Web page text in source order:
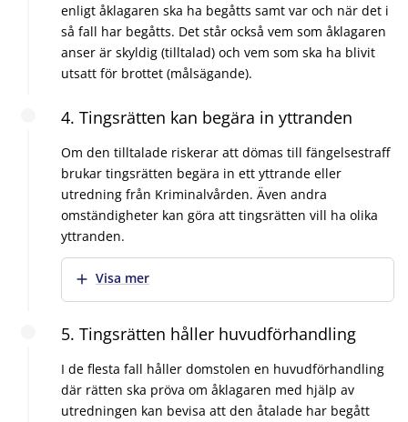
enligt åklagaren ska ha begåtts samt var och när det i
så fall har begåtts. Det står också vem som åklagaren
anser är skyldig (tilltalad) och vem som ska ha blivit
utsatt för brottet (målsägande).
4. Tingsrätten kan begära in yttranden
Om den tilltalade riskerar att dömas till fängelsestraff
brukar tingsrätten begära in ett yttrande eller
utredning från Kriminalvården. Även andra
omständigheter kan göra att tingsrätten vill ha olika
yttranden.
Visa mer
5. Tingsrätten håller huvudförhandling
I de flesta fall håller domstolen en huvudförhandling
där rätten ska pröva om åklagaren med hjälp av
utredningen kan bevisa att den åtalade har begått